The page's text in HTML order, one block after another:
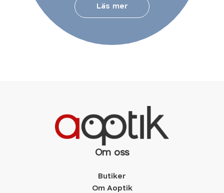
Läs mer
Om oss
Butiker
Om Aoptik